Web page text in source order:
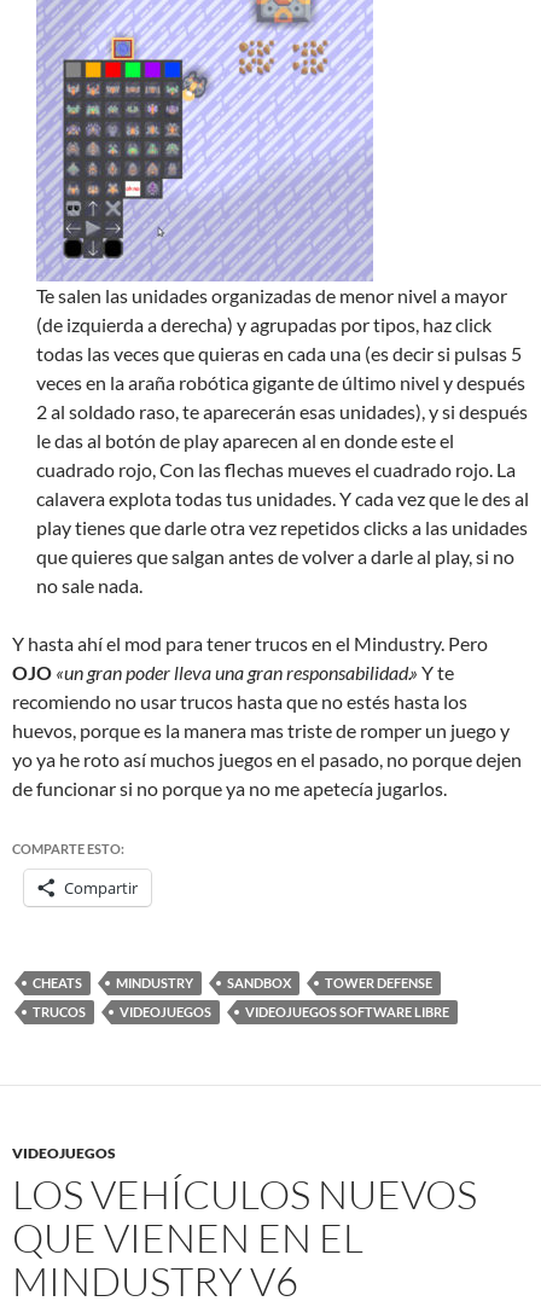
Te salen las unidades organizadas de menor nivel a mayor
(de izquierda a derecha) y agrupadas por tipos, haz click
todas las veces que quieras en cada una (es decir si pulsas 5
veces en la araña robótica gigante de último nivel y después
2 al soldado raso, te aparecerán esas unidades), y si después
le das al botón de play aparecen al en donde este el
cuadrado rojo, Con las flechas mueves el cuadrado rojo. La
calavera explota todas tus unidades. Y cada vez que le des al
play tienes que darle otra vez repetidos clicks a las unidades
que quieres que salgan antes de volver a darle al play, si no
no sale nada.
Y hasta ahí el mod para tener trucos en el Mindustry. Pero
OJO «un gran poder lleva una gran responsabilidad.» Y te
recomiendo no usar trucos hasta que no estés hasta los
huevos, porque es la manera mas triste de romper un juego y
yo ya he roto así muchos juegos en el pasado, no porque dejen
de funcionar si no porque ya no me apetecía jugarlos.
COMPARTE ESTO:
Compartir
CHEATS MINDUSTRY SANDBOX
TOWER DEFENSE
TRUCOS
VIDEOJUEGOS VIDEOJUEGOS SOFTWARE LIBRE
VIDEOJUEGOS
LOS VEHÍCULOS NUEVOS
QUE VIENEN EN EL
MINDUSTRY V6